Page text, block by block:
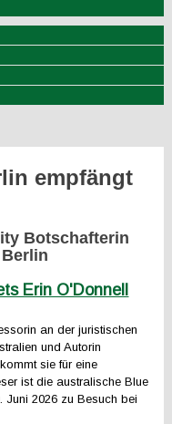
empfängt
Botschafterin
an der juristischen
und Autorin
sie für eine
ist die australische Blue
Juni 2026 zu Besuch bei